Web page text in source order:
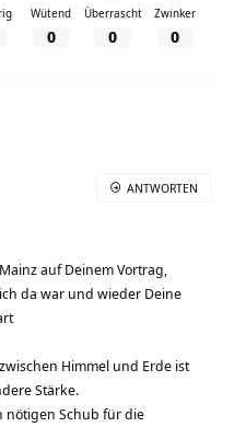
Wütend
0
Überrascht
0
Zwinker
0
auf Deinem Vortrag,
da war und wieder Deine
Himmel und Erde ist
Stärke.
nötigen Schub für die
ANTWORTEN